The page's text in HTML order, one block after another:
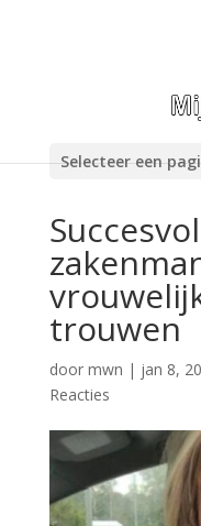
Selecteer een
trouwen
door mwn | jan 8,
Reacties